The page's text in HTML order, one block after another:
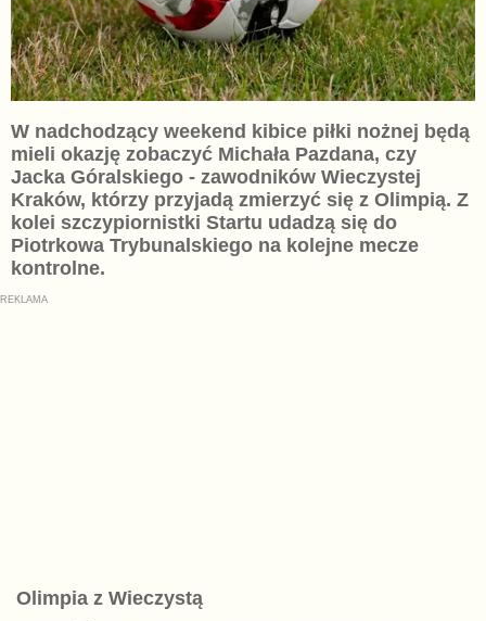
W nadchodzący weekend kibice piłki nożnej będą
mieli okazję zobaczyć Michała Pazdana, czy
Jacka Góralskiego - zawodników Wieczystej
Kraków, którzy przyjadą zmierzyć się z Olimpią. Z
kolei szczypiornistki Startu udadzą się do
Piotrkowa Trybunalskiego na kolejne mecze
kontrolne.
Olimpia z Wieczystą